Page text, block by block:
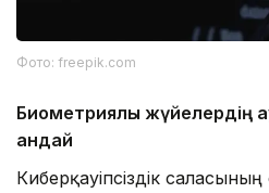
Фото: freepik.com
Биометриялық жүйелердің
қандай
Киберқауіпсіздік